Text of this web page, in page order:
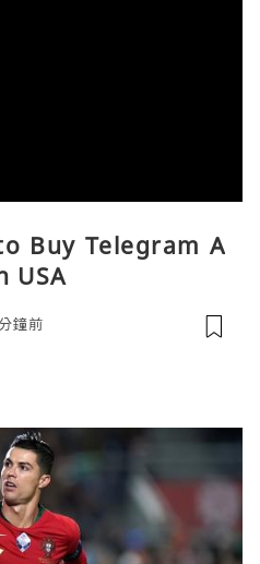
Buy Telegram A
USA
鐘前